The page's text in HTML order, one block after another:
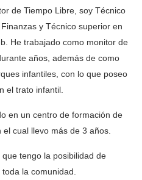
de Tiempo Libre, soy Técnico
y Técnico superior en
He trabajado como monitor de
años, además de como
infantiles, con lo que poseo
el trato infantil.
en un centro de formación de
cual llevo más de 3 años.
tengo la posibilidad de
la comunidad.